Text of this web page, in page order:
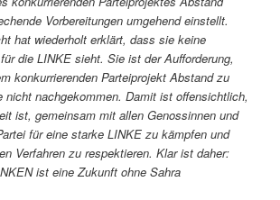
Vorbereitungen umgehend einstellt.
hat wiederholt erklärt, dass sie keine
die LINKE sieht. Sie ist der Aufforderung,
konkurrierenden Parteiprojekt Abstand zu
nicht nachgekommen. Damit ist offensichtlich,
ist, gemeinsam mit allen Genossinnen und
für eine starke LINKE zu kämpfen und
Verfahren zu respektieren. Klar ist daher:
ist eine Zukunft ohne Sahra